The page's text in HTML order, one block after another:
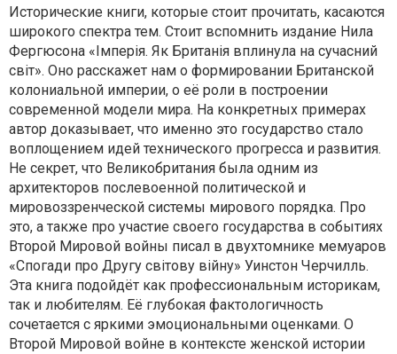
Исторические книги, которые стоит прочитать, касаются
широкого спектра тем. Стоит вспомнить издание Нила
Фергюсона «Імперія. Як Британія вплинула на сучасний
світ». Оно расскажет нам о формировании Британской
колониальной империи, о её роли в построении
современной модели мира. На конкретных примерах
автор доказывает, что именно это государство стало
воплощением идей технического прогресса и развития.
Не секрет, что Великобритания была одним из
архитекторов послевоенной политической и
мировоззренческой системы мирового порядка. Про
это, а также про участие своего государства в событиях
Второй Мировой войны писал в двухтомнике мемуаров
«Спогади про Другу світову війну» Уинстон Черчилль.
Эта книга подойдёт как профессиональным историкам,
так и любителям. Её глубокая фактологичность
сочетается с яркими эмоциональными оценками. О
Второй Мировой войне в контексте женской истории